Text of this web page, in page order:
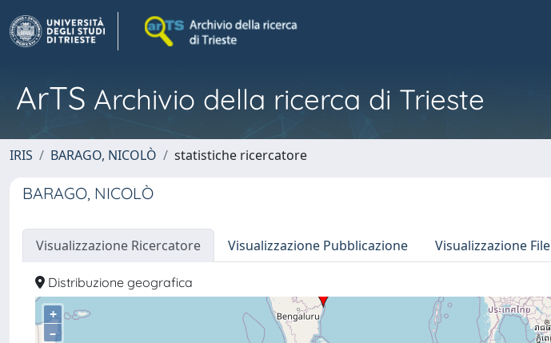
ArTS Archivio della ricerca di Trieste
IRIS BARAGO, NICOLÒ statistiche ricercatore
BARAGO, NICOLÒ
Visualizzazione Ricercatore Visualizzazione Pubblicazione Visualizzazione File
Distribuzione geografica
+
–